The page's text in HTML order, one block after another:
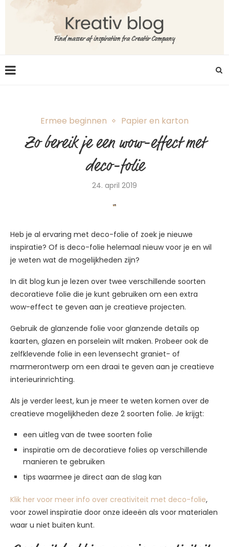
Ermee beginnen Papier en karton
Zo bereik je een wow-effect met
deco-folie
24. april 2019
Heb je al ervaring met deco-folie of zoek je nieuwe
inspiratie? Of is deco-folie helemaal nieuw voor je en wil
je weten wat de mogelijkheden zijn?
In dit blog kun je lezen over twee verschillende soorten
decoratieve folie die je kunt gebruiken om een extra
wow-effect te geven aan je creatieve projecten.
Gebruik de glanzende folie voor glanzende details op
kaarten, glazen en porselein wilt maken. Probeer ook de
zelfklevende folie in een levensecht graniet- of
marmerontwerp om een draai te geven aan je creatieve
interieurinrichting.
Als je verder leest, kun je meer te weten komen over de
creatieve mogelijkheden deze 2 soorten folie. Je krijgt:
een uitleg van de twee soorten folie
inspiratie om de decoratieve folies op verschillende
manieren te gebruiken
tips waarmee je direct aan de slag kan
Klik her voor meer info over creativiteit met deco-folie,
voor zowel inspiratie door onze ideeën als voor materialen
waar u niet buiten kunt.